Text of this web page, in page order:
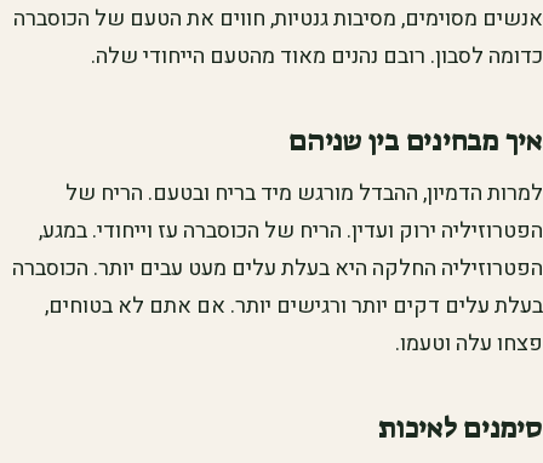
אנשים מסוימים, מסיבות גנטיות, חווים את הטעם של הכוסברה
כדומה לסבון. רובם נהנים מאוד מהטעם הייחודי שלה.
איך מבחינים בין שניהם
למרות הדמיון, ההבדל מורגש מיד בריח ובטעם. הריח של
הפטרוזיליה ירוק ועדין. הריח של הכוסברה עז וייחודי. במגע,
הפטרוזיליה החלקה היא בעלת עלים מעט עבים יותר. הכוסברה
בעלת עלים דקים יותר ורגישים יותר. אם אתם לא בטוחים,
פצחו עלה וטעמו.
סימנים לאיכות